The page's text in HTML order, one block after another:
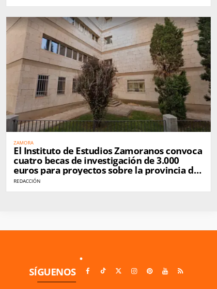
ZAMORA
El Instituto de Estudios Zamoranos convoca
cuatro becas de investigación de 3.000
euros para proyectos sobre la provincia de
Zamora
REDACCIÓN
SÍGUENOS